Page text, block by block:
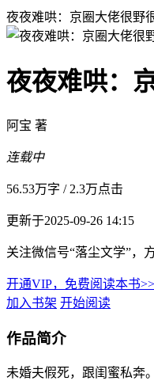
夜夜难哄：京圈大佬很野
夜夜难哄：
阿宝 著
连载中
56.53万字 / 2.3万点击
更新于2025-09-26 14:15
关注微信号“落尘文学”，
开通VIP，免费阅读本书>>
加入书架 开始阅读
作品简介
未婚夫假死，跟闺蜜私奔